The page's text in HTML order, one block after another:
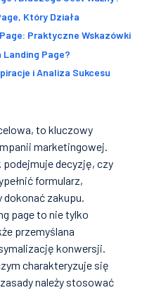
Który Działa
Praktyczne Wskazówki
Page?
i Analiza Sukcesu
to kluczowy
marketingowej.
podejmuje decyzję, czy
formularz,
zakupu.
page to nie tylko
przemyślana
konwersji.
charakteryzuje się
należy stosować